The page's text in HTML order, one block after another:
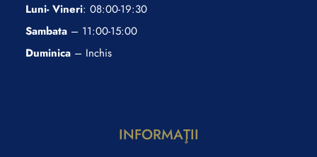
Luni- Vineri: 08:00-19:30
Sambata – 11:00-15:00
Duminica – Inchis
INFORMAŢII